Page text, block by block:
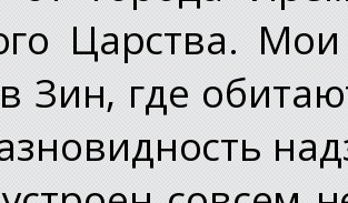
Царства.
Зин, где